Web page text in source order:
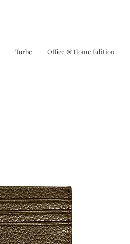
Torbe Office & Home Edition